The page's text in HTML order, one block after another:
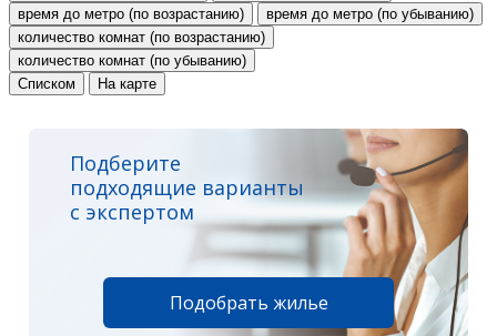
время до метро (по возрастанию)
время до метро (по убыванию)
количество комнат (по возрастанию)
количество комнат (по убыванию)
Списком
На карте
Подберите
подходящие варианты
с экспертом
Подобрать жилье